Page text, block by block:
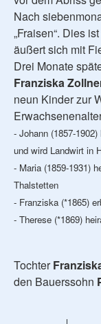
Nach
„Fraisen“. Dies
äußert sich mit
Drei Monate
Franziska
neun Kinder zur
- Johann (1857-
und wird Landwirt in
- Maria (1859-1931)
Thalstetten
- Franziska (*1865)
- Therese (*1869)
Tochter
den Bauerssohn